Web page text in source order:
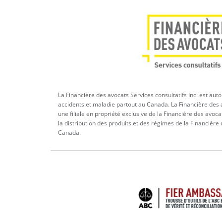
La Financière des avocats Services consultatifs Inc. est
accidents et maladie partout au Canada. La Financière
une filiale en propriété exclusive de la Financière des
la distribution des produits et des régimes de la
Canada.